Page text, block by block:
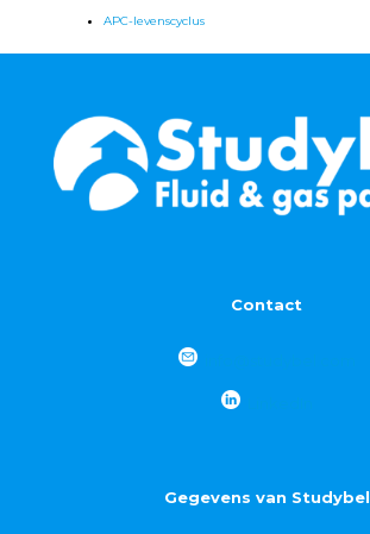
APC-levenscyclus
Contact
Gegevens van Studybel